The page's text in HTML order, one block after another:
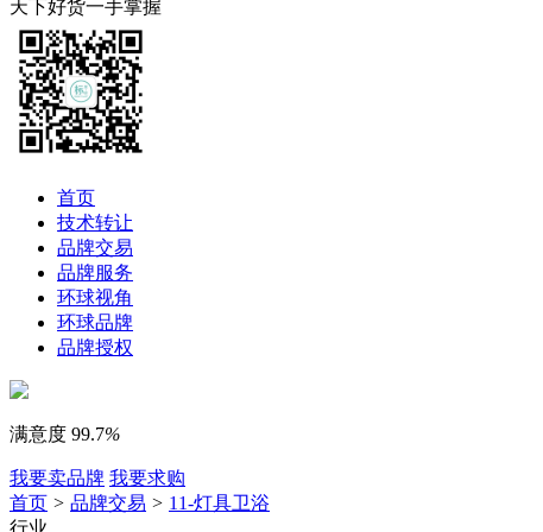
天下好货一手掌握
首页
技术转让
品牌交易
品牌服务
环球视角
环球品牌
品牌授权
满意度 99.7%
我要卖品牌 我要求购
首页 > 品牌交易 > 11-灯具卫浴
行业